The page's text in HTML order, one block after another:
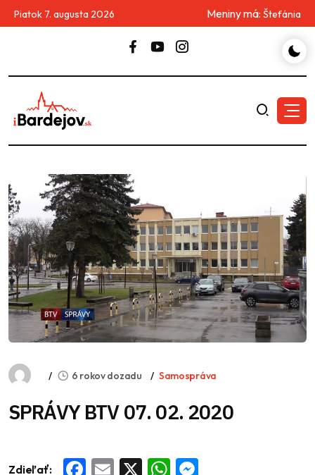
Piatok 7. augusta 2026 Meniny má: Štefánia
6 rokov dozadu Samospráva
SPRÁVY BTV 07. 02. 2020
Zdieľať: Facebook
Email WhatsApp